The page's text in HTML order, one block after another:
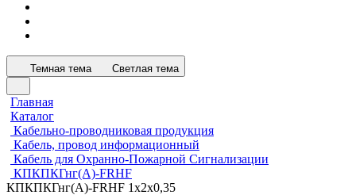
Темная тема Светлая тема
Главная
Каталог
Кабельно-проводниковая продукция
Кабель, провод информационный
Кабель для Охранно-Пожарной Сигнализации
КПКПКГнг(А)-FRHF
КПКПКГнг(А)-FRHF 1х2х0,35